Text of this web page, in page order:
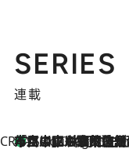
SERIES
連載
CREA'S CHOICE
1 Hour Ago
「立川にも歌舞伎があるんだよ」 片岡仁左衛門・市川中車ら豪華座組みで4年目